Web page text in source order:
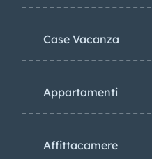
Case Vacanza
Appartamenti
Affittacamere